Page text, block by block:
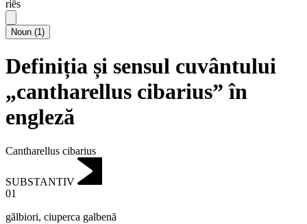
riēs
Noun (1)
Definiția și sensul cuvântului
„cantharellus cibarius” în
engleză
Cantharellus cibarius
SUBSTANTIV
01
gălbiori, ciuperca galbenă